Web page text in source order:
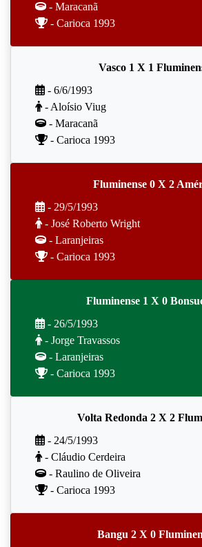
- Maracanã
- Carioca 1993
Vasco 1 X 1
- 6/6/1993
- Aloísio Viug
- Maracanã
- Carioca 1993
Fluminense 0 X 2
- 29/5/1993
- José Roberto Wright
- Laranjeiras
- Carioca 1993
Fluminense 1 X 0
- 26/5/1993
- Jorge Travassos
- Laranjeiras
- Carioca 1993
Volta Redonda 2 X 2
- 24/5/1993
- Cláudio Cerdeira
- Raulino de Oliveira
- Carioca 1993
Bangu 2 X 0